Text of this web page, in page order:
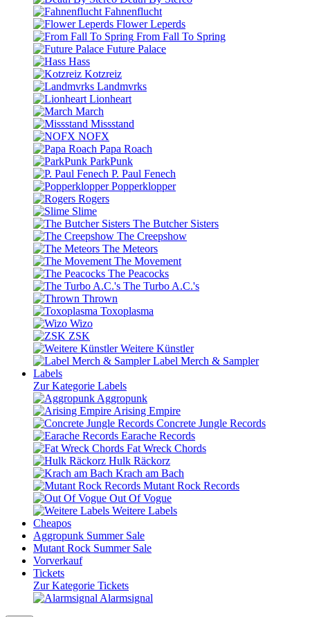
Fahnenflucht
Flower Leperds
From Fall To Spring
Future Palace
Hass
Kotzreiz
Landmvrks
Lionheart
March
Missstand
NOFX
Papa Roach
ParkPunk
P. Paul Fenech
Popperklopper
Rogers
Slime
The Butcher Sisters
The Creepshow
The Meteors
The Movement
The Peacocks
The Turbo A.C.'s
Thrown
Toxoplasma
Wizo
ZSK
Weitere Künstler
Label Merch & Sampler
Labels
Zur Kategorie Labels
Aggropunk
Arising Empire
Concrete Jungle Records
Earache Records
Fat Wreck Chords
Hulk Räckorz
Krach am Bach
Mutant Rock Records
Out Of Vogue
Weitere Labels
Cheapos
Aggropunk Summer Sale
Mutant Rock Summer Sale
Vorverkauf
Tickets
Zur Kategorie Tickets
Alarmsignal